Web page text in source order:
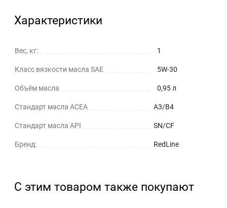
Характеристики
Вес, кг: 1
Класс вязкости масла SAE 5W-30
Объём масла 0,95 л
Стандарт масла ACEA A3/B4
Стандарт масла API SN/CF
Бренд: RedLine
С этим товаром также покупают